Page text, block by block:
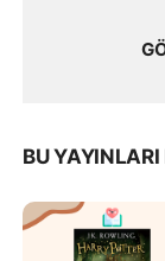
BU YAYINLARI